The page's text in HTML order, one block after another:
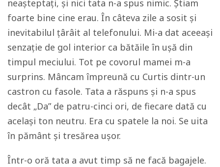
neașteptați, și nici tata n-a spus nimic. Știam
foarte bine cine erau. În câteva zile a sosit și
inevitabilul țârâit al telefonului. Mi-a dat aceeași
senzație de gol interior ca bătăile în ușă din
timpul meciului. Tot pe covorul mamei m-a
surprins. Mâncam împreună cu Curtis dintr-un
castron cu fasole. Tata a răspuns și n-a spus
decât „Da” de patru-cinci ori, de fiecare dată cu
același ton neutru. Era cu spatele la noi. Se uita
în pământ și tresărea ușor.
Într-o oră tata a avut timp să ne facă bagajele.